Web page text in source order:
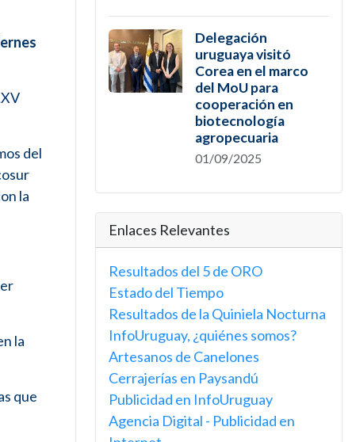
del
la
la
que
Delegación
uruguaya visitó
Corea en el marco
del MoU para
cooperación en
biotecnología
agropecuaria
01/09/2025
Enlaces Relevantes
Resultados del 5 de ORO
Estado del Tiempo
Resultados de la Quiniela Nocturna
InfoUruguay, ¿quiénes somos?
Artesanos de Canelones
Cerrajerías en Paysandú
Publicidad en InfoUruguay
Agencia Digital - Publicidad en